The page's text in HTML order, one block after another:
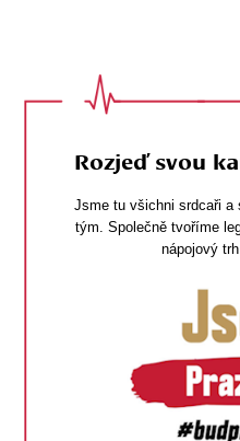
Rozjeď svou
Jsme tu všichni srdcaři a
tým. Společně tvoříme
nápojový